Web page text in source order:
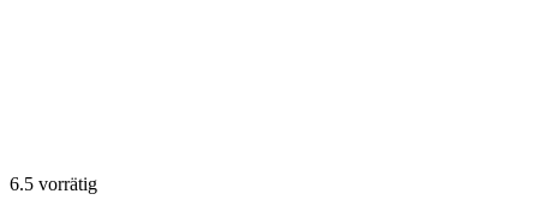
6.5 vorrätig